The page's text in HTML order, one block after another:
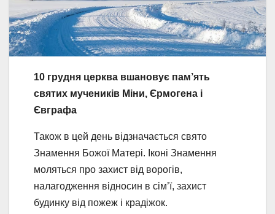
10 грудня церква вшановує пам’ять
святих мучеників Міни, Єрмогена і
Євграфа
Також в цей день відзначається свято
Знамення Божої Матері. Іконі Знамення
моляться про захист від ворогів,
налагодження відносин в сім’ї, захист
будинку від пожеж і крадіжок.